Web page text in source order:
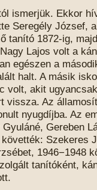
ismerjük. Ekkor
Seregély József,
tanító 1872-ig,
Lajos volt a
egészen a
halt. A másik
volt, akit
vissza. Az
nyugdíjba. Az
Gereben
Szekeres
1946−1948
tanítóként,